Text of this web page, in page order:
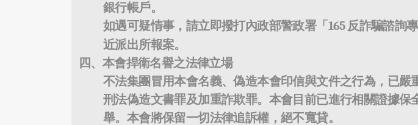
銀行帳戶。
如遇可疑情事，請立即撥打內政部警政署「 165 反詐騙諮詢
近派出所報案。
四、本會捍衛名譽之法律立場
不法集團冒用本會名義、偽造本會印信與文件之行為，已嚴
刑法偽造文書罪及加重詐欺罪。本會目前已進行相關證據保
舉。本會將保留一切法律追訴權，絕不寬貸。